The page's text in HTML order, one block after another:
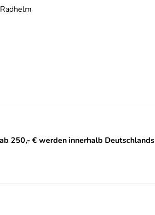
250,- € werden innerhalb Deutschlands